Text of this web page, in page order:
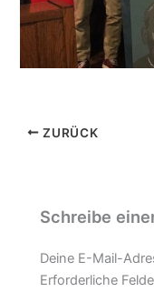
ZURÜCK
Schreibe
Deine E-Mail-
Erforderliche